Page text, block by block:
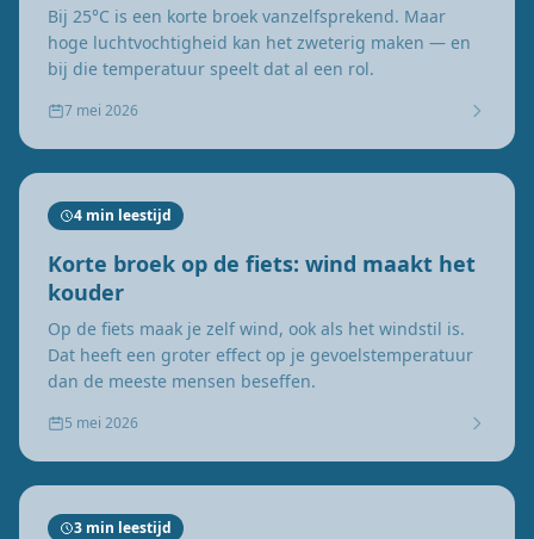
Bij 25°C is een korte broek vanzelfsprekend. Maar
hoge luchtvochtigheid kan het zweterig maken — en
bij die temperatuur speelt dat al een rol.
7 mei 2026
4 min leestijd
Korte broek op de fiets: wind maakt het
kouder
Op de fiets maak je zelf wind, ook als het windstil is.
Dat heeft een groter effect op je gevoelstemperatuur
dan de meeste mensen beseffen.
5 mei 2026
3 min leestijd